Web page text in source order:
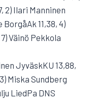
2) Ilari Manninen
11,38, 4)
Väinö Pekkola
JyväskKU 13,88,
Miska Sundberg
LiedPa DNS